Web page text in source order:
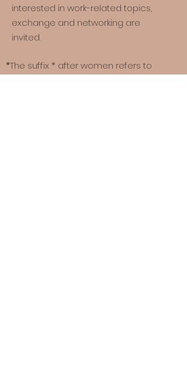
interested in work-related topics,
exchange and networking are
invited.
*The suffix * after women refers to